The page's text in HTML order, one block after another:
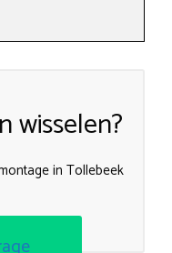
wisselen?
in Tollebeek